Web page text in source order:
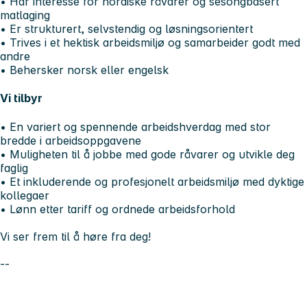
matlaging
• Er strukturert, selvstendig og løsningsorientert
• Trives i et hektisk arbeidsmiljø og samarbeider godt med
andre
• Behersker norsk eller engelsk
Vi tilbyr
• En variert og spennende arbeidshverdag med stor
bredde i arbeidsoppgavene
• Muligheten til å jobbe med gode råvarer og utvikle deg
faglig
• Et inkluderende og profesjonelt arbeidsmiljø med dyktige
kollegaer
• Lønn etter tariff og ordnede arbeidsforhold
Vi ser frem til å høre fra deg!
--